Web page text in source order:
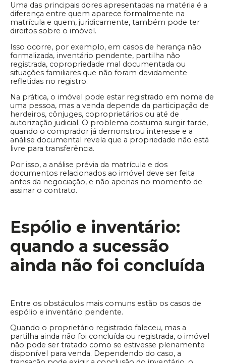
Uma das principais dores apresentadas na matéria é a
diferença entre quem aparece formalmente na
matrícula e quem, juridicamente, também pode ter
direitos sobre o imóvel.
Isso ocorre, por exemplo, em casos de herança não
formalizada, inventário pendente, partilha não
registrada, copropriedade mal documentada ou
situações familiares que não foram devidamente
refletidas no registro.
Na prática, o imóvel pode estar registrado em nome de
uma pessoa, mas a venda depende da participação de
herdeiros, cônjuges, coproprietários ou até de
autorização judicial. O problema costuma surgir tarde,
quando o comprador já demonstrou interesse e a
análise documental revela que a propriedade não está
livre para transferência.
Por isso, a análise prévia da matrícula e dos
documentos relacionados ao imóvel deve ser feita
antes da negociação, e não apenas no momento de
assinar o contrato.
Espólio e inventário:
quando a sucessão
ainda não foi concluída
Entre os obstáculos mais comuns estão os casos de
espólio e inventário pendente.
Quando o proprietário registrado faleceu, mas a
partilha ainda não foi concluída ou registrada, o imóvel
não pode ser tratado como se estivesse plenamente
disponível para venda. Dependendo do caso, a